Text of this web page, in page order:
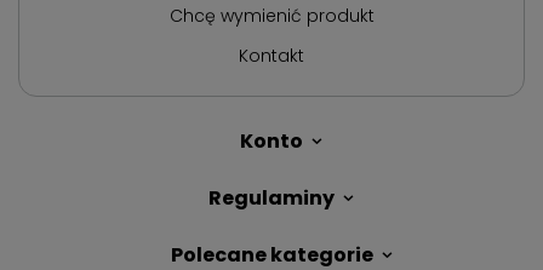
Chcę wymienić produkt
Kontakt
Konto
Regulaminy
Polecane kategorie